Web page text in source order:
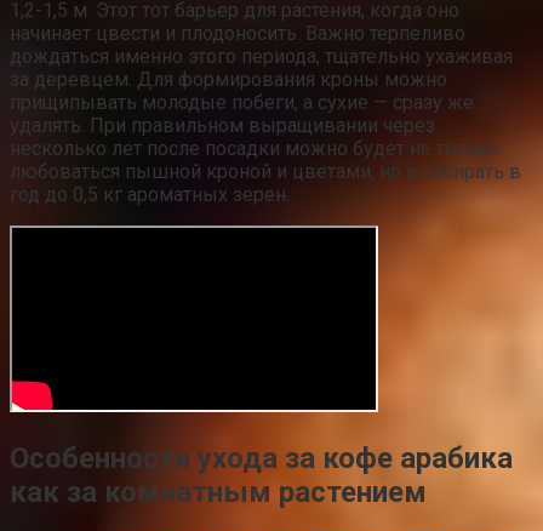
1,2-1,5 м. Этот тот барьер для растения, когда оно
начинает цвести и плодоносить. Важно терпеливо
дождаться именно этого периода, тщательно ухаживая
за деревцем. Для формирования кроны можно
прищипывать молодые побеги, а сухие — сразу же
удалять. При правильном выращивании через
несколько лет после посадки можно будет не только
любоваться пышной кроной и цветами, но и собирать в
год до 0,5 кг ароматных зерен.
Особенности ухода за кофе арабика
как за комнатным растением